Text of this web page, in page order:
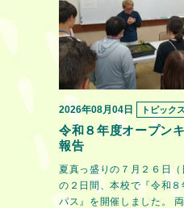
2026年08月04日 トピックス
令和８年度オープン
報告
夏真っ盛りの７月２６日（
の２日間、本校で『令和
パス』を開催しました。